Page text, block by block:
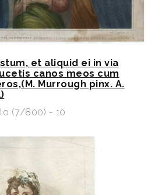
et aliquid ei in via
canos meos cum
Murrough pinx. A.
(7/800) - 10